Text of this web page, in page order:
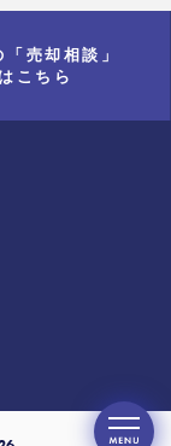
「売却相談」
はこちら